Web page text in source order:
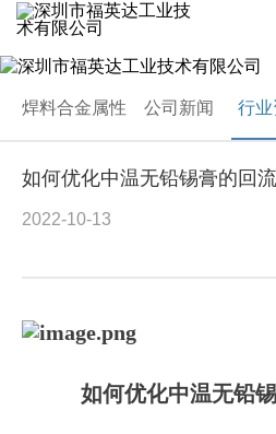
焊料合金属性 公司新闻 行
如何优化中温无铅锡膏的回
2022-10-13
如何优化中温无铅